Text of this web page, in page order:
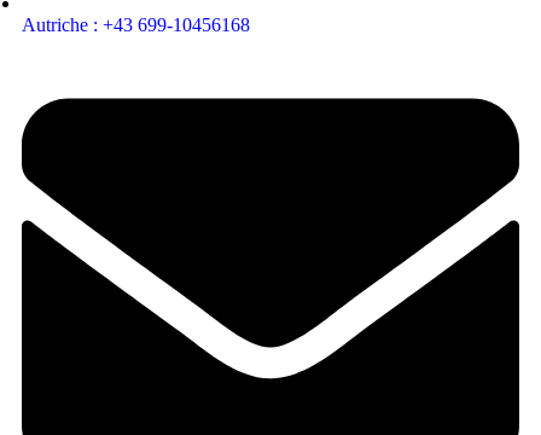
Autriche : +43 699-10456168